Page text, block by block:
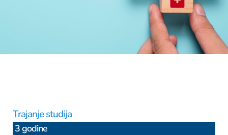
Trajanje studija
3 godine